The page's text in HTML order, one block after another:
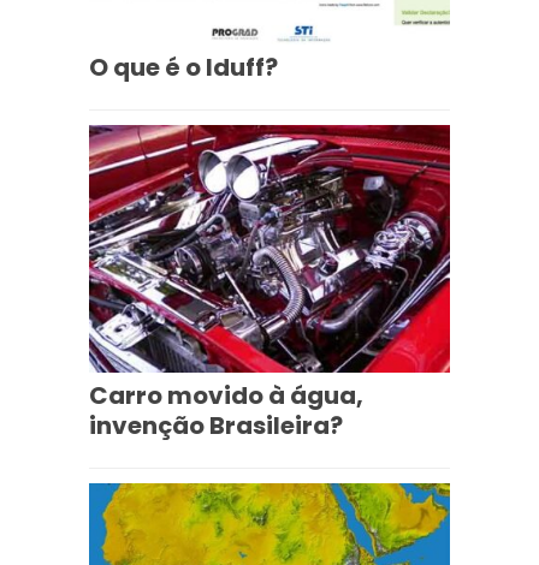
O que é o Iduff?
Carro movido à água,
invenção Brasileira?